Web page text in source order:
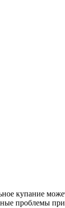
купание
проблемы